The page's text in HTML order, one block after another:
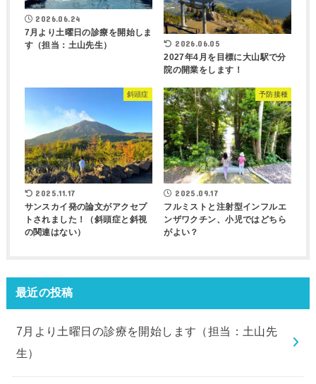
2026.06.24
7月より土曜日の診療を開始しま
す（担当：土山先生）
2026.06.05
2027年4月を目標に大山駅で分
院の開業をします！
斜頭症
2025.11.17
サンスカイ発の論文がアクセプ
トされました！（斜頭症と斜視
の関連はない）
予防接種
2025.09.17
フルミストと注射型インフルエ
ンザワクチン、小児ではどちら
がよい？
最近の投稿
7月より土曜日の診療を開始します（担当：土山先
生）